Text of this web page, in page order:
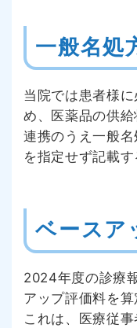
一般名処
当院では患者様
め、医薬品の供
連携のうえ一般
を指定せず記載
ベースア
2024年度の診療
アップ評価料を算
これは、医療従